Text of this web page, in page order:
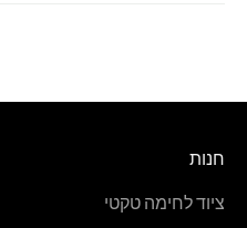
חנות
ציוד לחימה טקטי